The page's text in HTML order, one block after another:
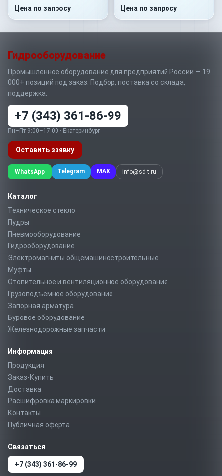
52G8P32A0300
Цена по запросу
52G8C32A0350
Цена по запросу
Гидрооборудование
Промышленное оборудование для предприятий России — 19
000+ позиций под заказ. Подбор, поставка со склада,
поддержка.
+7 (343) 361-86-99
Пн–Пт 9:00–17:00 · Екатеринбург
Оставить заявку
WhatsApp Telegram MAX info@sd-t.ru
Каталог
Техническое стекло
Пудры
Пневмооборудование
Гидрооборудование
Электромагниты общемашиностроительные
Муфты
Отопительное и вентиляционное оборудование
Грузоподъемное оборудование
Запорная арматура
Буровое оборудование
Железнодорожные запчасти
Информация
Продукция
Заказ-Купить
Доставка
Расшифровка маркировки
Контакты
Публичная оферта
Связаться
+7 (343) 361-86-99